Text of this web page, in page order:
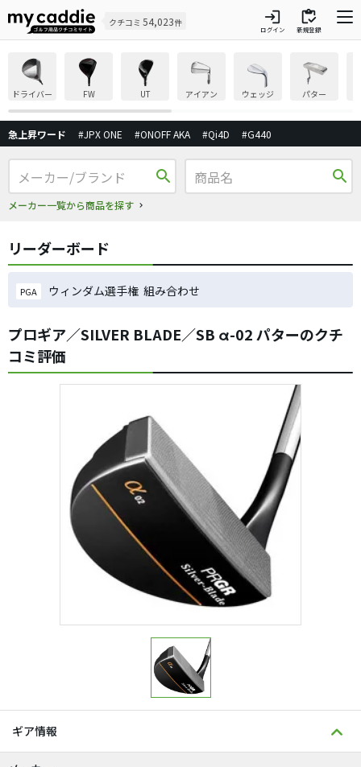
クチコミ 54,023件 login
ログイン
inventory
新規登録
ドライバー FW UT アイアン ウェッジ パター
急上昇ワード #JPX ONE #ONOFF AKA #Qi4D #G440
search
メーカー一覧から商品を探す
search
リーダーボード
PGA ウィンダム選手権 組み合わせ
プロギア／SILVER BLADE／SB α-02 パターのクチ
コミ評価
ギア情報